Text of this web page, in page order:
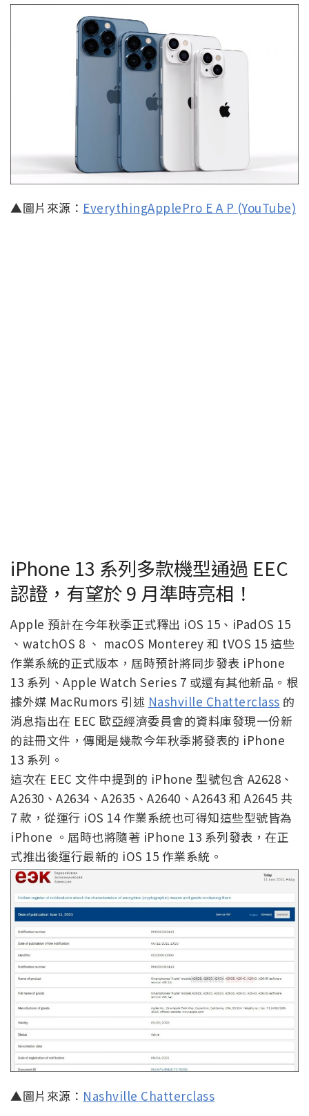
▲圖片來源： EverythingApplePro E A P (YouTube)
iPhone 13 系列多款機型通過 EEC
認證，有望於 9 月準時亮相！
Apple 預計在今年秋季正式釋出 iOS 15、iPadOS 15
、watchOS 8 、 macOS Monterey 和 tVOS 15 這些
作業系統的正式版本，屆時預計將同步發表 iPhone
13 系列、Apple Watch Series 7 或還有其他新品。根
據外媒 MacRumors 引述 Nashville Chatterclass 的
消息指出在 EEC 歐亞經濟委員會的資料庫發現一份新
的註冊文件，傳聞是幾款今年秋季將發表的 iPhone
13 系列。
這次在 EEC 文件中提到的 iPhone 型號包含 A2628、
A2630、A2634、A2635、A2640、A2643 和 A2645 共
7 款，從運行 iOS 14 作業系統也可得知這些型號皆為
iPhone 。屆時也將隨著 iPhone 13 系列發表，在正
式推出後運行最新的 iOS 15 作業系統。
▲圖片來源： Nashville Chatterclass